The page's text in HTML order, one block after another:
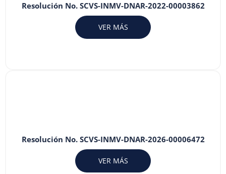
Resolución No. SCVS-INMV-DNAR-2022-00003862
VER MÁS
Resolución No. SCVS-INMV-DNAR-2026-00006472
VER MÁS